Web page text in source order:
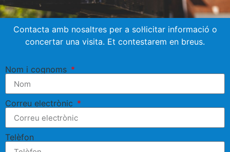
Contacta amb nosaltres per a sol·licitar informació o
concertar una visita. Et contestarem en breus.
Nom i cognoms
Correu electrònic
Telèfon